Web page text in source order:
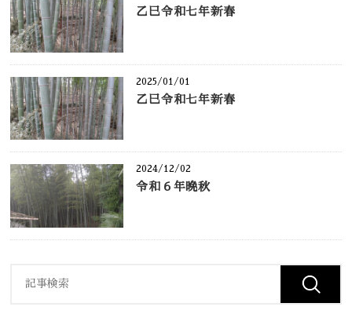
乙巳令和七年新春
2025/01/01
乙巳令和七年新春
2024/12/02
令和６年晩秋